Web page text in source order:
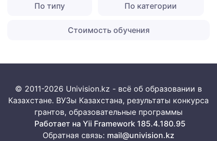
По типу По категории
Стоимость обучения
© 2011-2026 Univision.kz - всё об образовании в
Казахстане. ВУЗы Казахстана, результаты конкурса
грантов, образовательные программы
Работает на Yii Framework 185.4.180.95
Обратная связь: mail@univision.kz